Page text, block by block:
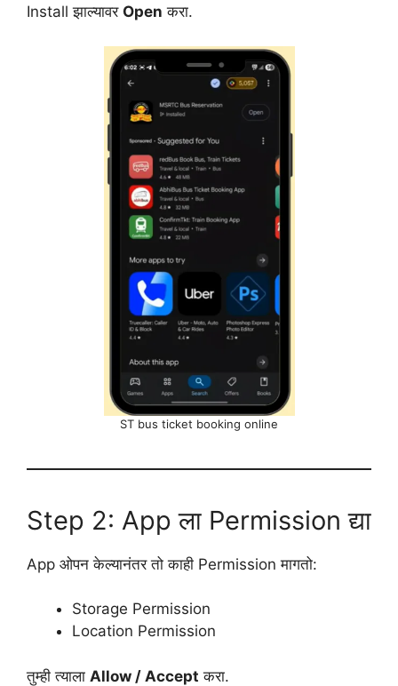
Install झाल्यावर Open करा.
ST bus ticket booking online
Step 2: App ला Permission द्या
App ओपन केल्यानंतर तो काही Permission मागतो:
Storage Permission
Location Permission
तुम्ही त्याला Allow / Accept करा.